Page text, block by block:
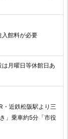
館料が必要
月曜日等休館日あ
・近鉄松阪駅より三
」乗車約5分「市役